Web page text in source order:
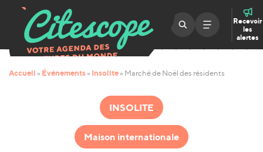
Recevoir
les
alertes
Accueil » Événements » Insolite » Marché de Noël des résidents
INSOLITE
Maison internationale